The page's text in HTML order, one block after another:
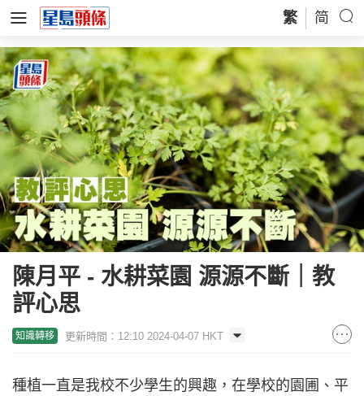
繁 简
陳月平 - 水耕菜園 源源不斷｜教
評心思
知識轉移 更新時間：12:10 2024-04-07 HKT
種植一直是我校不少學生的興趣，在學校的園圃、平